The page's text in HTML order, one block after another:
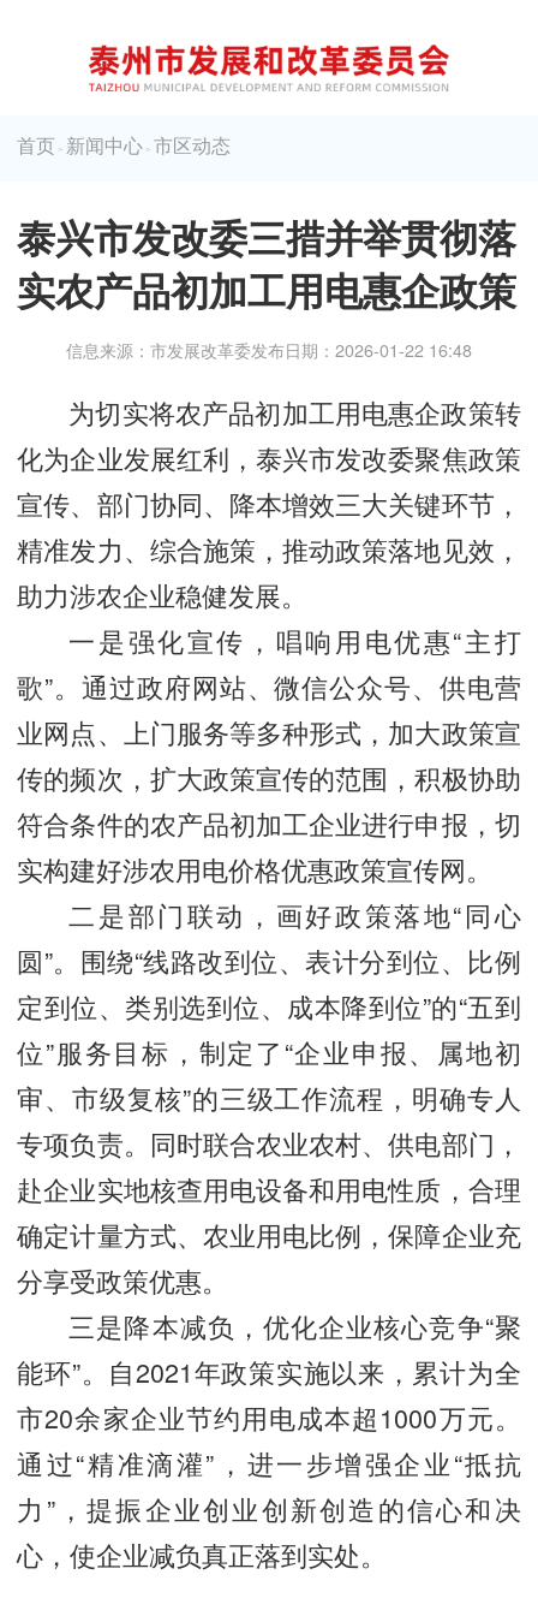
首页 > 新闻中心 > 市区动态
泰兴市发改委三措并举贯彻落
实农产品初加工用电惠企政策
信息来源：市发展改革委发布日期：2026-01-22 16:48
为切实将农产品初加工用电惠企政策转
化为企业发展红利，泰兴市发改委聚焦政策
宣传、部门协同、降本增效三大关键环节，
精准发力、综合施策，推动政策落地见效，
助力涉农企业稳健发展。
一是强化宣传，唱响用电优惠“主打
歌”。通过政府网站、微信公众号、供电营
业网点、上门服务等多种形式，加大政策宣
传的频次，扩大政策宣传的范围，积极协助
符合条件的农产品初加工企业进行申报，切
实构建好涉农用电价格优惠政策宣传网。
二是部门联动，画好政策落地“同心
圆”。围绕“线路改到位、表计分到位、比例
定到位、类别选到位、成本降到位”的“五到
位”服务目标，制定了“企业申报、属地初
审、市级复核”的三级工作流程，明确专人
专项负责。同时联合农业农村、供电部门，
赴企业实地核查用电设备和用电性质，合理
确定计量方式、农业用电比例，保障企业充
分享受政策优惠。
三是降本减负，优化企业核心竞争“聚
能环”。自2021年政策实施以来，累计为全
市20余家企业节约用电成本超1000万元。
通过“精准滴灌”，进一步增强企业“抵抗
力”，提振企业创业创新创造的信心和决
心，使企业减负真正落到实处。